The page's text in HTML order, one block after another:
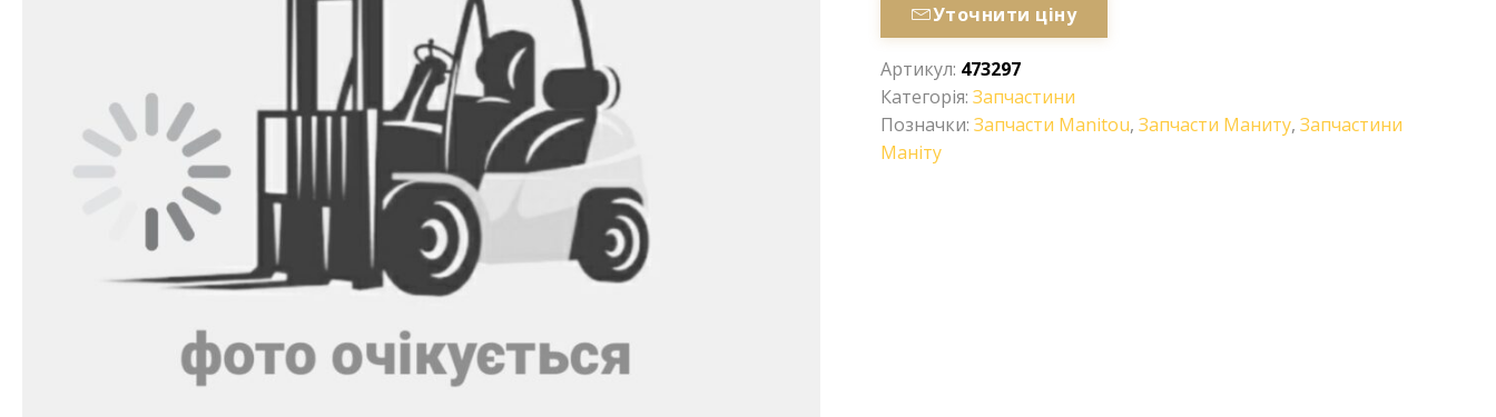
Уточнити ціну
Артикул: 473297
Категорія:Запчастини
Позначки:Запчасти Manitou,Запчасти Маниту,Запчастини
Маніту